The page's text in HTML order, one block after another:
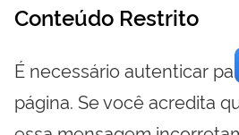
Conteúdo Restrito
É necessário autenticar
página. Se você acredita